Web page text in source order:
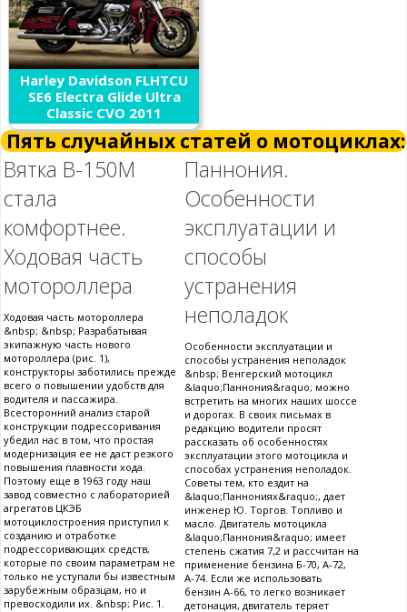
Harley Davidson FLHTCU
SE6 Electra Glide Ultra
Classic CVO 2011
Пять случайных статей о мотоциклах:
Вятка В-150М
стала
комфортнее.
Ходовая часть
мотороллера
Ходовая часть мотороллера
&nbsp; &nbsp; Разрабатывая
экипажную часть нового
мотороллера (рис. 1),
конструкторы заботились прежде
всего о повышении удобств для
водителя и пассажира.
Всесторонний анализ старой
конструкции подрессоривания
убедил нас в том, что простая
модернизация ее не даст резкого
повышения плавности хода.
Поэтому еще в 1963 году наш
завод совместно с лабораторией
агрегатов ЦКЭБ
мотоциклостроения приступил к
созданию и отработке
подрессоривающих средств,
которые по своим параметрам не
только не уступали бы известным
зарубежным образцам, но и
превосходили их. &nbsp; Рис. 1.
Паннония.
Особенности
эксплуатации и
способы
устранения
неполадок
Особенности эксплуатации и
способы устранения неполадок
&nbsp; Венгерский мотоцикл
&laquo;Паннония&raquo; можно
встретить на многих наших шоссе
и дорогах. В своих письмах в
редакцию водители просят
рассказать об особенностях
эксплуатации этого мотоцикла и
способах устранения неполадок.
Советы тем, кто ездит на
&laquo;Паннониях&raquo;, дает
инженер Ю. Торгов. Топливо и
масло. Двигатель мотоцикла
&laquo;Паннония&raquo; имеет
степень сжатия 7,2 и рассчитан на
применение бензина Б-70, А-72,
А-74. Если же использовать
бензин А-66, то легко возникает
детонация, двигатель теряет